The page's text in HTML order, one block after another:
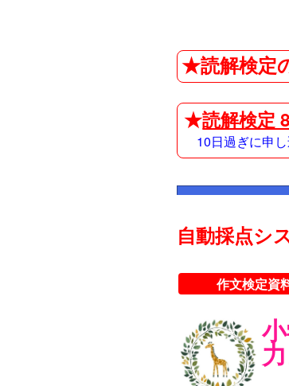
★読解検定
★読解検定
10日過ぎに申
自動採点シ
作文検定資
力